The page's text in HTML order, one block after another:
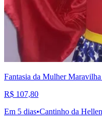
Fantasia da Mulher
R$ 107,80
Em 5 dias•Cantinho da